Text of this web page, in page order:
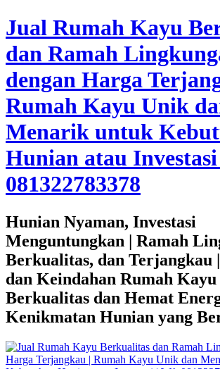
Jual Rumah Kayu
dan Ramah
dengan Harga
Rumah Kayu Unik
Menarik untuk
Hunian atau
081322783378
Hunian Nyaman, Investasi
Menguntungkan | Ramah
Berkualitas, dan Terjangkau
dan Keindahan Rumah Kayu
Berkualitas dan Hemat
Kenikmatan Hunian yang